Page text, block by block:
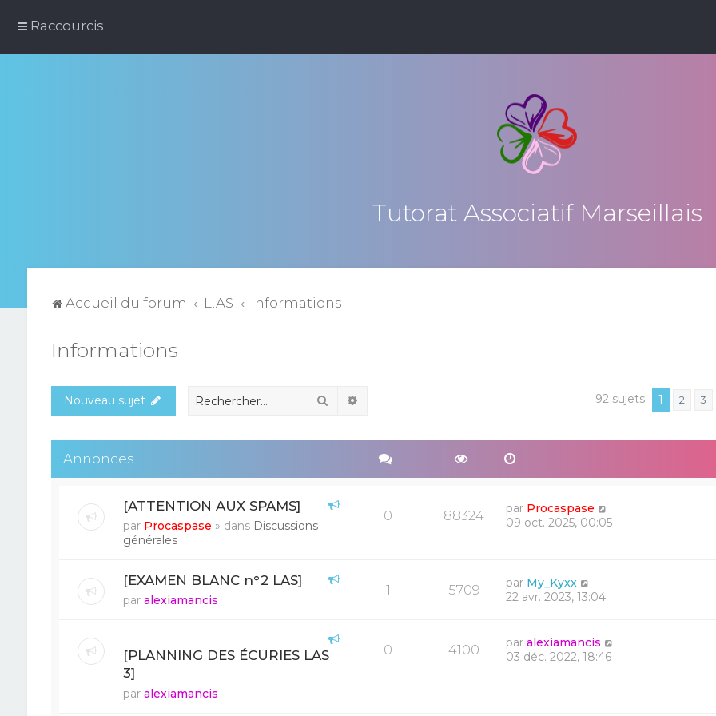
Raccourcis
Tutorat Associatif Marseillais
Accueil du forum L.AS Informations
Informations
Nouveau sujet Rechercher 92 sujets 1 2 3
Annonces
[ATTENTION AUX SPAMS]
par Procaspase » dans Discussions
générales
0 88324 par Procaspase
09 oct. 2025, 00:05
[EXAMEN BLANC n°2 LAS]
par alexiamancis
1 5709 par My_Kyxx
22 avr. 2023, 13:04
[PLANNING DES ÉCURIES LAS
3]
par alexiamancis
0 4100 paralexiamancis
03 déc. 2022, 18:46